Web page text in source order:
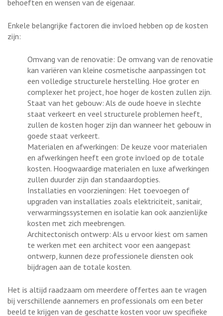
behoeften en wensen van de eigenaar.
Enkele belangrijke factoren die invloed hebben op de kosten
zijn:
Omvang van de renovatie: De omvang van de renovatie
kan variëren van kleine cosmetische aanpassingen tot
een volledige structurele herstelling. Hoe groter en
complexer het project, hoe hoger de kosten zullen zijn.
Staat van het gebouw: Als de oude hoeve in slechte
staat verkeert en veel structurele problemen heeft,
zullen de kosten hoger zijn dan wanneer het gebouw in
goede staat verkeert.
Materialen en afwerkingen: De keuze voor materialen
en afwerkingen heeft een grote invloed op de totale
kosten. Hoogwaardige materialen en luxe afwerkingen
zullen duurder zijn dan standaardopties.
Installaties en voorzieningen: Het toevoegen of
upgraden van installaties zoals elektriciteit, sanitair,
verwarmingssystemen en isolatie kan ook aanzienlijke
kosten met zich meebrengen.
Architectonisch ontwerp: Als u ervoor kiest om samen
te werken met een architect voor een aangepast
ontwerp, kunnen deze professionele diensten ook
bijdragen aan de totale kosten.
Het is altijd raadzaam om meerdere offertes aan te vragen
bij verschillende aannemers en professionals om een beter
beeld te krijgen van de geschatte kosten voor uw specifieke